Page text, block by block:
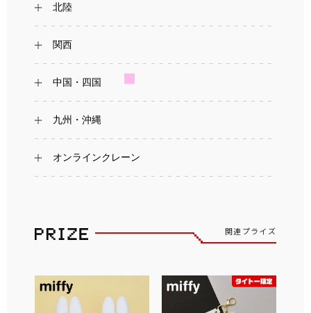
北陸
関西
中国・四国
九州・沖縄
オンラインクレーン
関連プライズ